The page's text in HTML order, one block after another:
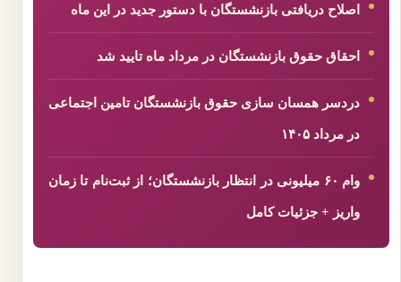
اصلاح دریافتی بازنشستگان با دستور جدید در این ماه
احقاق حقوق بازنشستگان در مرداد ماه تایید شد
دردسر همسان سازی حقوق بازنشستگان تامین اجتماعی
در مرداد ۱۴۰۵
وام ۶۰ میلیونی در انتظار بازنشستگان؛ از ثبت‌نام تا زمان
واریز + جزئیات کامل